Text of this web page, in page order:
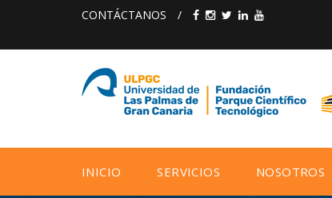
CONTÁCTANOS /
INICIO SERVICIOS NOSOTROS